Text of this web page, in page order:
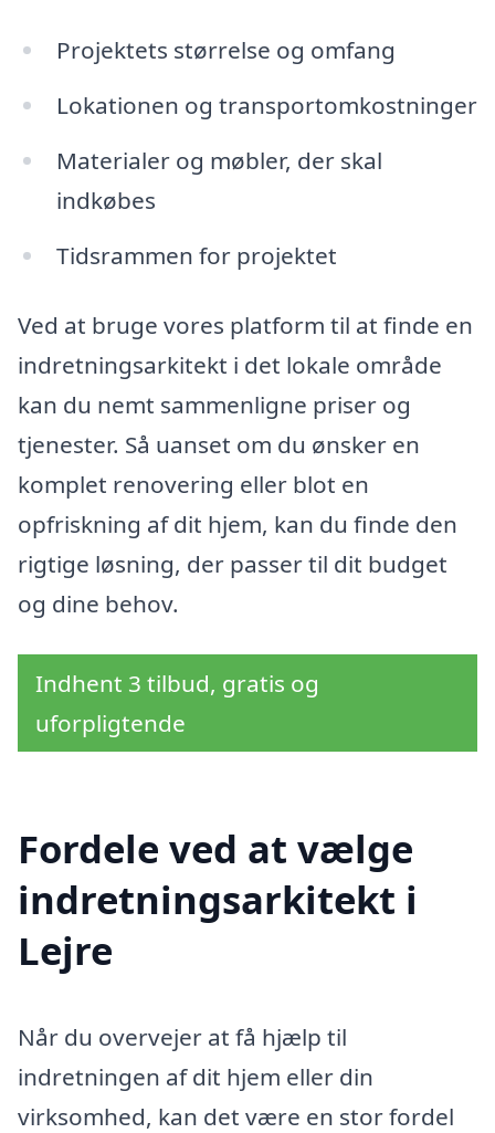
Projektets størrelse og omfang
Lokationen og transportomkostninger
Materialer og møbler, der skal
indkøbes
Tidsrammen for projektet
Ved at bruge vores platform til at finde en
indretningsarkitekt i det lokale område
kan du nemt sammenligne priser og
tjenester. Så uanset om du ønsker en
komplet renovering eller blot en
opfriskning af dit hjem, kan du finde den
rigtige løsning, der passer til dit budget
og dine behov.
Indhent 3 tilbud, gratis og
uforpligtende
Fordele ved at vælge
indretningsarkitekt i
Lejre
Når du overvejer at få hjælp til
indretningen af dit hjem eller din
virksomhed, kan det være en stor fordel